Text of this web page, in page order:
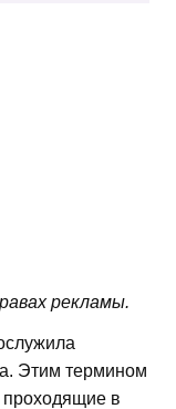
рекламы.
Этим термином
в